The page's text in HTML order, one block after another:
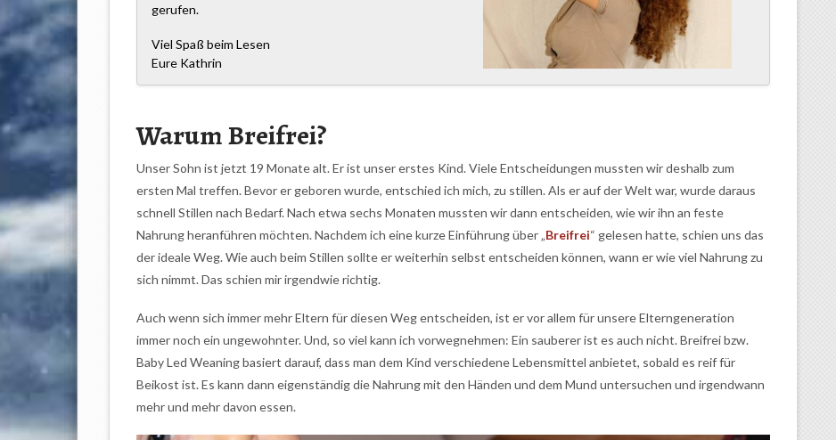
gerufen.
Viel Spaß beim Lesen
Eure Kathrin
Warum Breifrei?
Unser Sohn ist jetzt 19 Monate alt. Er ist unser erstes Kind. Viele Entscheidungen mussten wir deshalb zum
ersten Mal treffen. Bevor er geboren wurde, entschied ich mich, zu stillen. Als er auf der Welt war, wurde daraus
schnell Stillen nach Bedarf. Nach etwa sechs Monaten mussten wir dann entscheiden, wie wir ihn an feste
Nahrung heranführen möchten. Nachdem ich eine kurze Einführung über „Breifrei“ gelesen hatte, schien uns das
der ideale Weg. Wie auch beim Stillen sollte er weiterhin selbst entscheiden können, wann er wie viel Nahrung zu
sich nimmt. Das schien mir irgendwie richtig.
Auch wenn sich immer mehr Eltern für diesen Weg entscheiden, ist er vor allem für unsere Elterngeneration
immer noch ein ungewohnter. Und, so viel kann ich vorwegnehmen: Ein sauberer ist es auch nicht. Breifrei bzw.
Baby Led Weaning basiert darauf, dass man dem Kind verschiedene Lebensmittel anbietet, sobald es reif für
Beikost ist. Es kann dann eigenständig die Nahrung mit den Händen und dem Mund untersuchen und irgendwann
mehr und mehr davon essen.